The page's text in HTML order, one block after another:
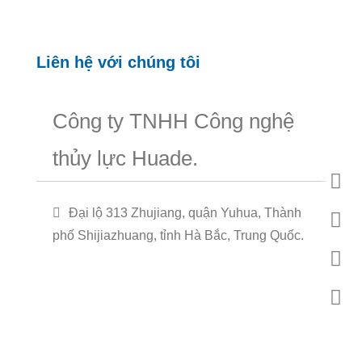
Liên hệ với chúng tôi
Công ty TNHH Công nghệ
thủy lực Huade.
Đại lộ 313 Zhujiang, quận Yuhua, Thành
phố Shijiazhuang, tỉnh Hà Bắc, Trung Quốc.